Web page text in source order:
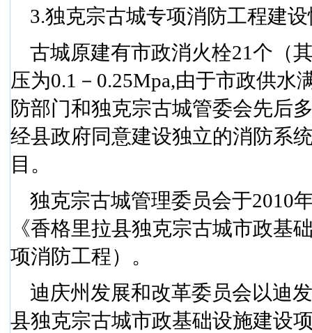
3.独克宗古城专项消防工程建
古城原建有市政消火栓21个（
压为0.1 － 0.25Mpa,由于市政供水
防部门和独克宗古城管委会先后
经县政府同意建设独立的消防系
目。
独克宗古城管理委员会于2010
《香格里拉县独克宗古城市政基
项消防工程）。
迪庆州发展和改革委员会以迪
县独克宗古城市政基础设施建设